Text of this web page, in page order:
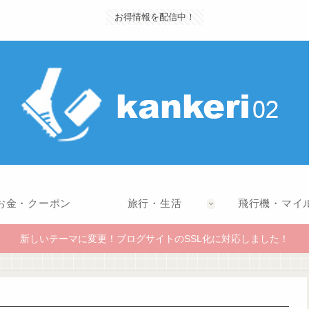
お得情報を配信中！
金・クーポン 旅行・生活 飛行機・マイ
新しいテーマに変更！ブログサイトのSSL化に対応しました！